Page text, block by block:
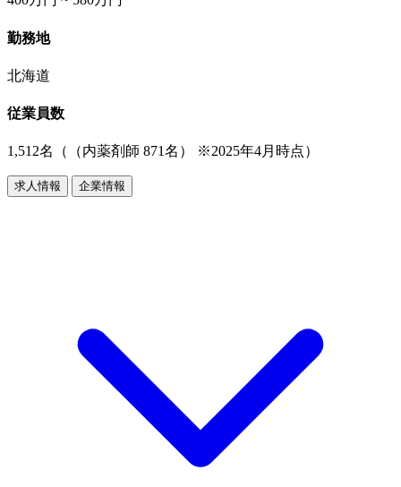
勤務地
北海道
従業員数
1,512名（（内薬剤師 871名） ※2025年4月時点）
求人情報 企業情報